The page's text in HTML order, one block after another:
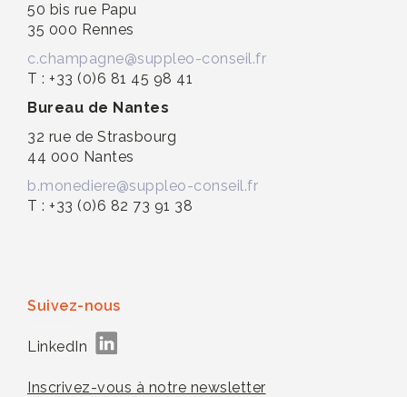
50 bis rue Papu
35 000 Rennes
c.champagne@suppleo-conseil.fr
T : +33 (0)6 81 45 98 41
Bureau de Nantes
32 rue de Strasbourg
44 000 Nantes
b.monediere@suppleo-conseil.fr
T : +33 (0)6 82 73 91 38
Suivez-nous
LinkedIn
Inscrivez-vous à notre newsletter